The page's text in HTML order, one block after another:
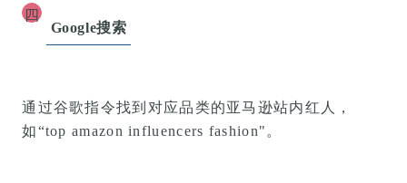
四
Google搜索
通过谷歌指令找到对应品类的亚马逊站内红人，
如“top amazon influencers fashion"。